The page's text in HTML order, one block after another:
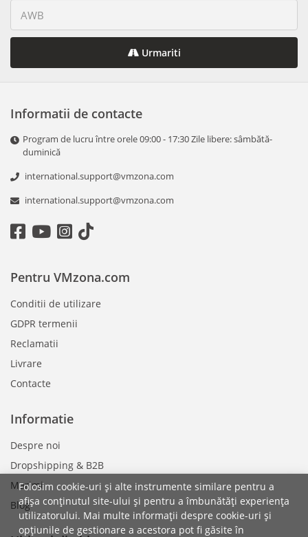
Folosim cookie-uri și alte instrumente similare pentru a
afișa conținutul site-ului și pentru a îmbunătăți experiența
utilizatorului. Mai multe informații despre cookie-uri și
opțiunile de gestionare a acestora pot fi găsite în
Urmariti
Informatii de contacte
Program de lucru între orele 09:00 - 17:30 Zile libere: sâmbătă-
duminică
international.support@vmzona.com
international.support@vmzona.com
Informatie
Despre noi
Dropshipping & B2B
Marimi
Blog
Pentru VMzona.com
Conditii de utilizare
GDPR termenii
Reclamatii
Livrare
Contacte